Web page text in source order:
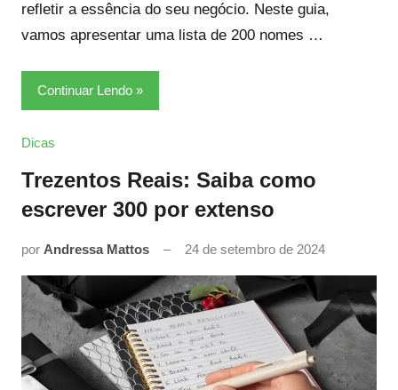
refletir a essência do seu negócio. Neste guia,
vamos apresentar uma lista de 200 nomes …
Continuar Lendo
Dicas
Trezentos Reais: Saiba como
escrever 300 por extenso
por Andressa Mattos 24 de setembro de 2024